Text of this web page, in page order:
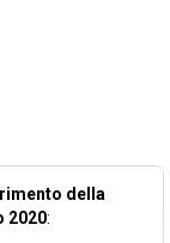
della
2020: